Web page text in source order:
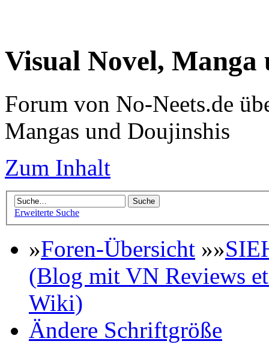
Visual Novel,
Forum von No-Neets.de
Mangas und Doujinshis
Zum Inhalt
Erweiterte Suche
»Foren-Übersicht »»
(Blog mit VN Reviews
Wiki)
Ändere Schriftgröße